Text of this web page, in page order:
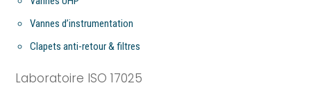
Vannes d’instrumentation
Clapets anti-retour & filtres
Laboratoire ISO 17025